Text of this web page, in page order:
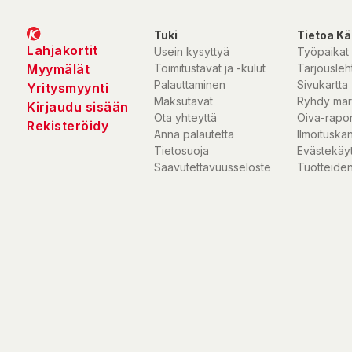
Kontrollera produktinformationen alltid också på förpackningen.
Lahjakortit
Myymälät
Yritysmyynti
Kirjaudu sisään
Rekisteröidy
Tuki
Usein kysyttyä
Toimitustavat ja -kulut
Palauttaminen
Maksutavat
Ota yhteyttä
Anna palautetta
Tietosuoja
Saavutettavuusseloste
Tietoa
Työpaikat
Sivukartta
Ryhdy
Oiva-